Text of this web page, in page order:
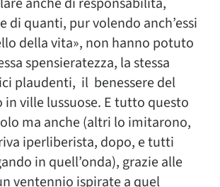
di quanti, pur volendo anch’essi
della vita», non hanno potuto
spensieratezza, la stessa
plaudenti, il benessere del
ville lussuose. E tutto questo
ma anche (altri lo imitarono,
iperliberista, dopo, e tutti
in quell’onda), grazie alle
ventennio ispirate a quel